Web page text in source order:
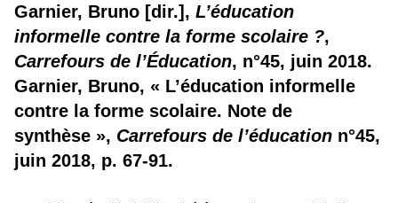
Garnier, Bruno [dir.], L’éducation
informelle contre la forme scolaire ?,
Carrefours de l’Éducation, n°45, juin 2018.
Garnier, Bruno, « L’éducation informelle
contre la forme scolaire. Note de
synthèse », Carrefours de l’éducation n°45,
juin 2018, p. 67-91.